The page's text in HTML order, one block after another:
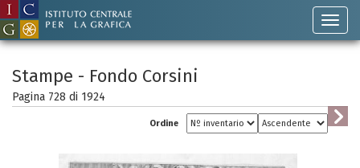
Stampe - Fondo Corsini
Pagina 728 di 1924
Ordine